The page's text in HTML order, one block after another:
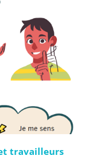
travailleurs